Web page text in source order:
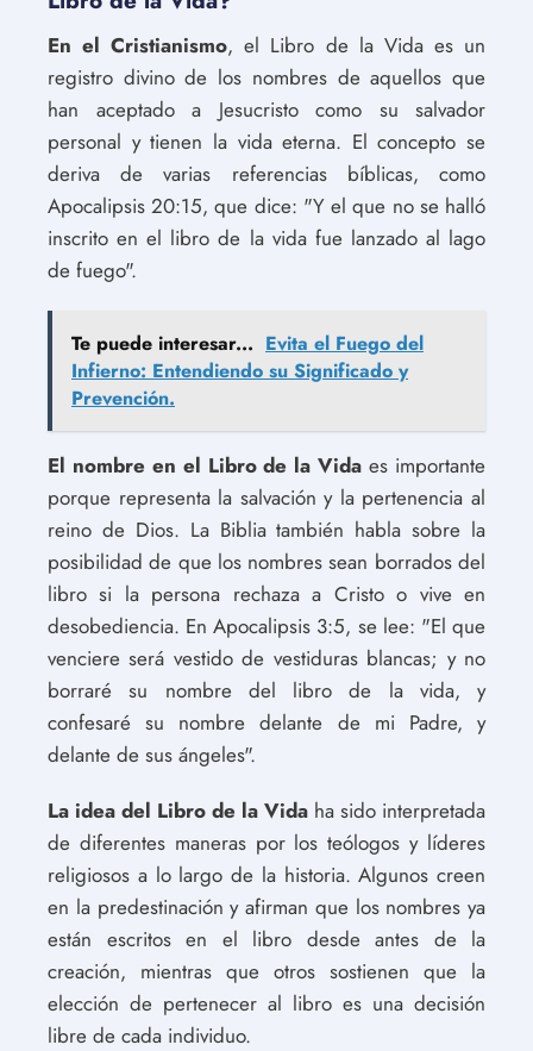
En el Cristianismo, el Libro de la Vida es un
registro divino de los nombres de aquellos que
han aceptado a Jesucristo como su salvador
personal y tienen la vida eterna. El concepto se
deriva de varias referencias bíblicas, como
Apocalipsis 20:15, que dice: "Y el que no se halló
inscrito en el libro de la vida fue lanzado al lago
de fuego".
Te puede interesar... Evita el Fuego del
Infierno: Entendiendo su Significado y
Prevención.
El nombre en el Libro de la Vida es importante
porque representa la salvación y la pertenencia al
reino de Dios. La Biblia también habla sobre la
posibilidad de que los nombres sean borrados del
libro si la persona rechaza a Cristo o vive en
desobediencia. En Apocalipsis 3:5, se lee: "El que
venciere será vestido de vestiduras blancas; y no
borraré su nombre del libro de la vida, y
confesaré su nombre delante de mi Padre, y
delante de sus ángeles".
La idea del Libro de la Vida ha sido interpretada
de diferentes maneras por los teólogos y líderes
religiosos a lo largo de la historia. Algunos creen
en la predestinación y afirman que los nombres ya
están escritos en el libro desde antes de la
creación, mientras que otros sostienen que la
elección de pertenecer al libro es una decisión
libre de cada individuo.